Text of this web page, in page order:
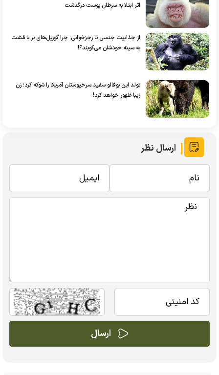
اثر ابتلا به سرطان پوست درگذشت
از جذابیت جنسی تا رجزخوانی؛ چرا گوریل‌های نر با مُشت
به سینه خودشان می‌کوبند؟!
تولد این بوفالو سفید سرخپوستان آمریکا را شوکه کرد؛ زن
زیبا ظهور خواهد کرد!
ارسال نظر